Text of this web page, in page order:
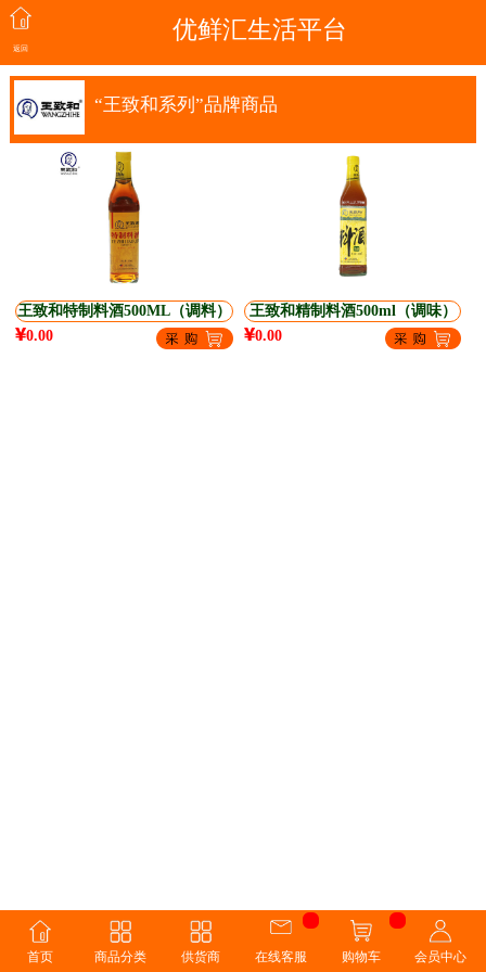
返回
优鲜汇生活平台
“王致和系列”品牌商品
王致和特制料酒500ML（调料）
0.00
王致和精制料酒500ml（调味）
0.00
首页 商品分类 供货商 在线客服 购物车 会员中心